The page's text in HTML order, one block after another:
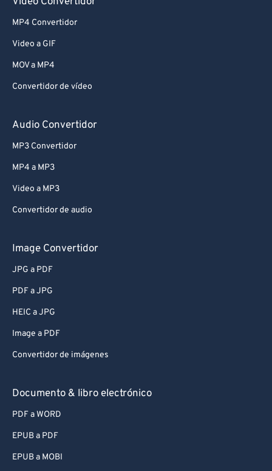
MP4 Convertidor
Video a GIF
MOV a MP4
Convertidor de vídeo
Audio Convertidor
MP3 Convertidor
MP4 a MP3
Video a MP3
Convertidor de audio
Image Convertidor
JPG a PDF
PDF a JPG
HEIC a JPG
Image a PDF
Convertidor de imágenes
Documento & libro electrónico
PDF a WORD
EPUB a PDF
EPUB a MOBI